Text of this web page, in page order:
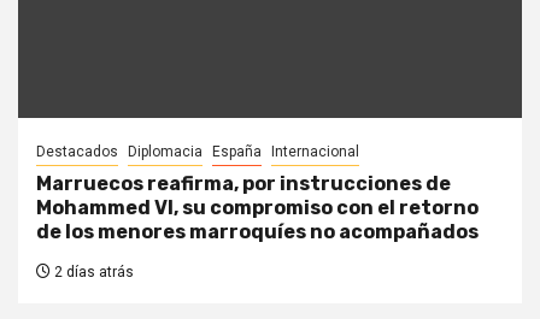
Destacados Diplomacia España Internacional
Marruecos reafirma, por instrucciones de
Mohammed VI, su compromiso con el retorno
de los menores marroquíes no acompañados
2 días atrás